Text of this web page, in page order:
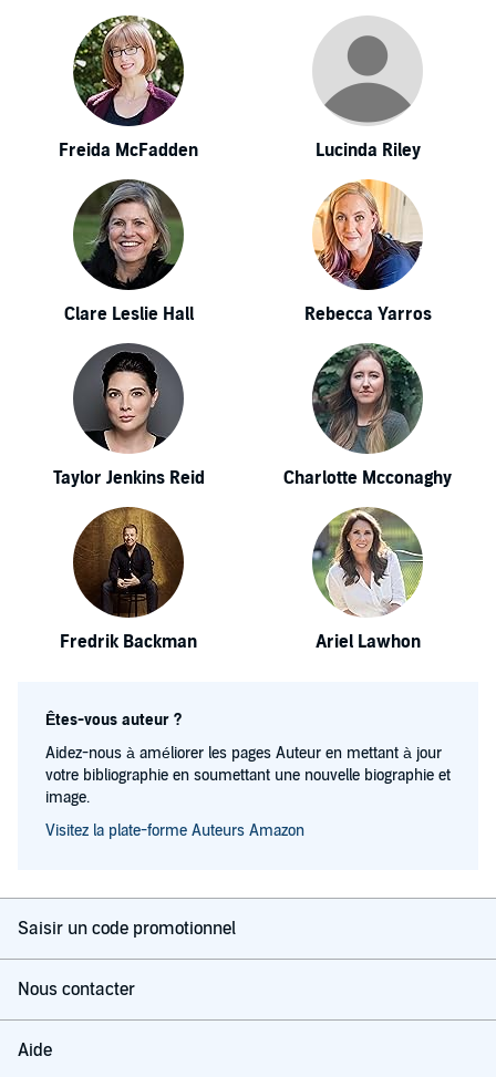
Freida McFadden Lucinda Riley
Clare Leslie Hall Rebecca Yarros
Taylor Jenkins Reid Charlotte Mcconaghy
Fredrik Backman Ariel Lawhon
Êtes-vous auteur ?
Aidez-nous à améliorer les pages Auteur en mettant à jour
votre bibliographie en soumettant une nouvelle biographie et
image.
Visitez la plate-forme Auteurs Amazon
Saisir un code promotionnel
Nous contacter
Aide